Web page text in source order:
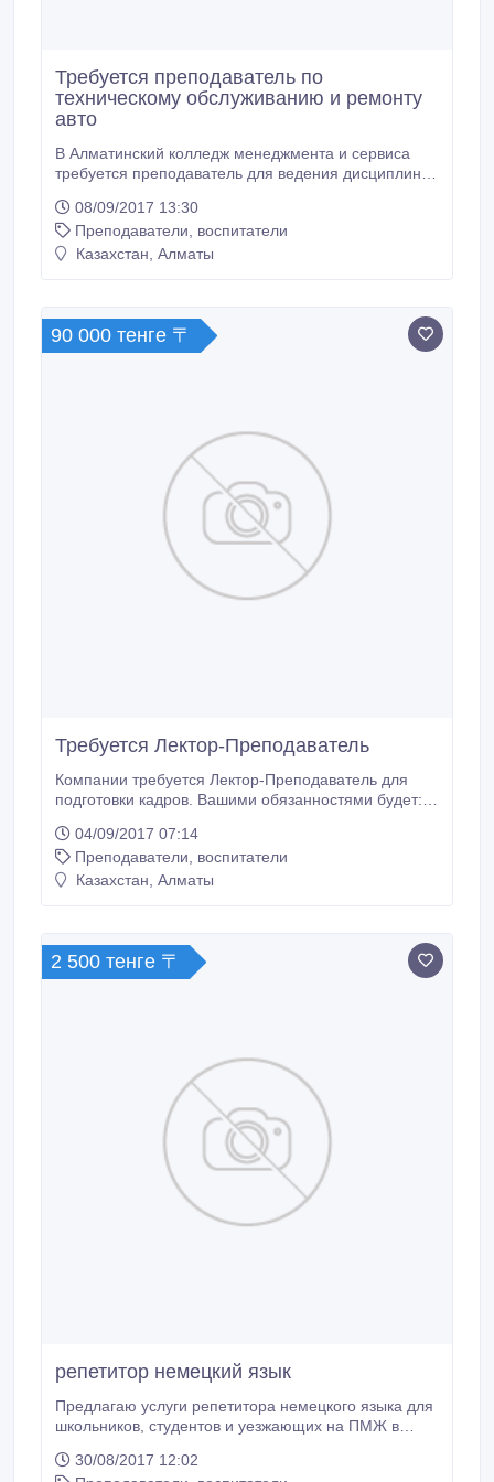
Требуется преподаватель по
техническому обслуживанию и ремонту
авто
В Алматинский колледж менеджмента и сервиса
требуется преподаватель для ведения дисциплины
автотранспорта". Обязанности: Обучение студентов
колледжа по специальности; Практическая и
теоретическая работа; Осуществлять обучение и
указанных помещениях; Обеспечивать во время
занятий надлежащий порядок и дисциплину;
экзаменов и дипломных работ.
08/09/2017 13:30
Преподаватели, воспитатели
Казахстан, Алматы
90 000 тенге 〒
Требуется Лектор-Преподаватель
Компании требуется Лектор-Преподаватель для
подготовки кадров. Вашими обязанностями будет: •
12 человек; • Индивидуальная работа с людьми -
проверка заданий, текстов, разъяснения; • Помощь
руководителю в подборе персонала; • Кадровая
04/09/2017 07:14
Преподаватели, воспитатели
Казахстан, Алматы
2 500 тенге 〒
репетитор немецкий язык
Предлагаю услуги репетитора немецкого языка для
школьников, студентов и уезжающих на ПМЖ в
на уровень А1, А2, В1..
30/08/2017 12:02